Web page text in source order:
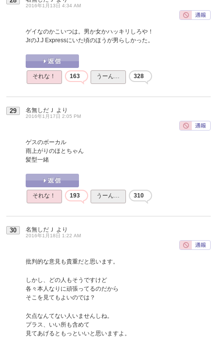
2016年1月13日 4:34 AM
ゲイなのかこいつは。男か女かハッキリしろや！
JrのJ.J Expressにいた頃のほうが男らしかった。
それな！ 163 うーん… 328
29 名無しだＪ より
2016年1月17日 2:05 PM
ゲスのボーカル
雨上がりのほとちゃん
髪型一緒
それな！ 193 うーん… 310
30 名無しだＪ より
2016年1月18日 1:22 AM
批判的な意見も貴重だと思います。
しかし、どの人もそうですけど
各々本人なりに頑張ってるのだから
そこを見てもよいのでは？
欠点なんてない人いませんしね。
プラス、いい所も含めて
見てあげるともっといいと思いますよ。